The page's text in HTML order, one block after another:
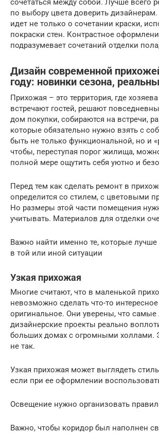
сочетаться между собой. Лучше всего
по выбору цвета доверить дизайнерам.
идет не только о сочетании краски,
покраски стен. Контрастное
подразумевает сочетаний отделки
Дизайн современной
году: новинки сезона,
Прихожая – это территория, где
встречают гостей, решают
дом покупки, собираются на встречи,
которые обязательно нужно взять с
быть не только функциональной, но и
чтобы, переступая порог жилища,
полной мере ощутить себя уютно и
Перед тем как сделать ремонт в
определится со стилем, с цветовыми
Но размеры этой части помещения
учитывать. Материалов для отделки
Важно найти именно те, которые лучше
в той или иной ситуации
Узкая прихожая
Многие считают, что в маленькой
невозможно сделать что-то
оригинальное. Они уверены, что самые
дизайнерские проекты реально
больших домах с огромными холлами.
не так.
Узкая прихожая может выглядеть
если при ее оформлении
Освещение нужно организовать
Важно, чтобы коридор был наполнен